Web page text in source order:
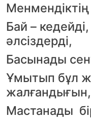
Бай –
әлсіздерді,
Басынады
Ұмытып бұл
жалғандығын,
Мастанады